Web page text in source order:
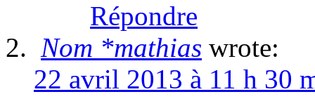
Répondre
Nom *mathias wrote:
22 avril 2013 à 11 h 30